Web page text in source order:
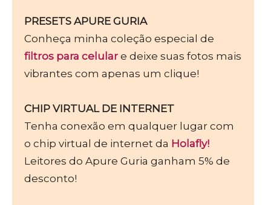
PRESETS APURE GURIA
Conheça minha coleção especial de
filtros para celular e deixe suas fotos mais
vibrantes com apenas um clique!
CHIP VIRTUAL DE INTERNET
Tenha conexão em qualquer lugar com
o chip virtual de internet da Holafly!
Leitores do Apure Guria ganham 5% de
desconto!